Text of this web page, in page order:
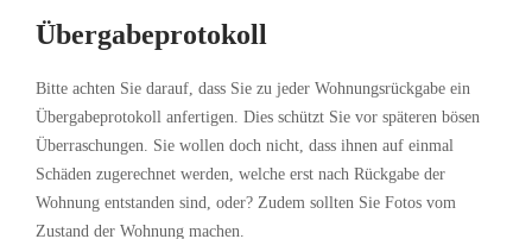
Übergabeprotokoll
Bitte achten Sie darauf, dass Sie zu jeder Wohnungsrückgabe ein
Übergabeprotokoll anfertigen. Dies schützt Sie vor späteren bösen
Überraschungen. Sie wollen doch nicht, dass ihnen auf einmal
Schäden zugerechnet werden, welche erst nach Rückgabe der
Wohnung entstanden sind, oder? Zudem sollten Sie Fotos vom
Zustand der Wohnung machen.